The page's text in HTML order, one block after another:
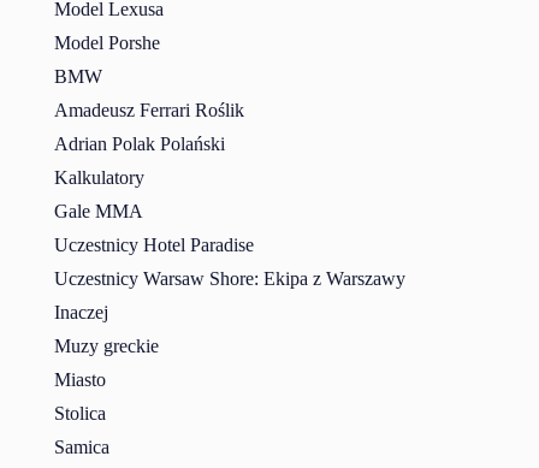
Model Lexusa
Model Porshe
BMW
Amadeusz Ferrari Roślik
Adrian Polak Polański
Kalkulatory
Gale MMA
Uczestnicy Hotel Paradise
Uczestnicy Warsaw Shore: Ekipa z Warszawy
Inaczej
Muzy greckie
Miasto
Stolica
Samica